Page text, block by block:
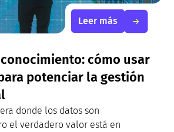
Leer más
cómo usar
para potenciar la gestión
donde los datos son
el verdadero valor está en